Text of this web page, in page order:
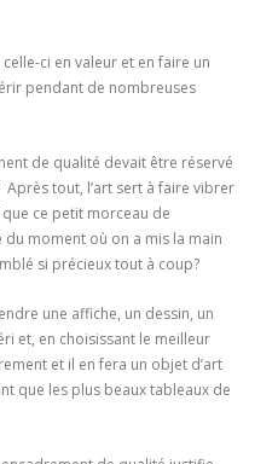
ci en valeur et en faire un
pendant de nombreuses
de qualité devait être réservé
tout, l’art sert à faire vibrer
que ce petit morceau de
moment où on a mis la main
si précieux tout à coup?
une affiche, un dessin, un
et, en choisissant le meilleur
et il en fera un objet d’art
que les plus beaux tableaux de